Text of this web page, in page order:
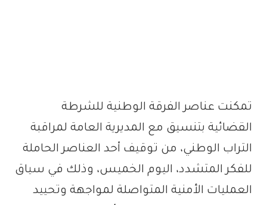
تمكنت عناصر الفرقة الوطنية للشرطة
القضائية بتنسيق مع المديرية العامة لمراقبة
التراب الوطني، من توقيف أحد العناصر الحاملة
للفكر المتشدد، اليوم الخميس، وذلك في سياق
العمليات الأمنية المتواصلة لمواجهة وتحييد